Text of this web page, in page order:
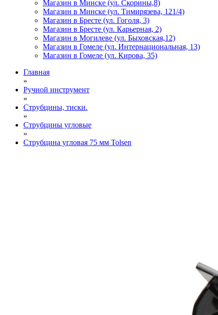
Магазин в Минске (ул. Скорины,8)
Магазин в Минске (ул. Тимирязева, 121/4)
Магазин в Бресте (ул. Гоголя, 3)
Магазин в Бресте (ул. Карьерная, 2)
Магазин в Могилеве (ул. Быховская,12)
Магазин в Гомеле (ул. Интернациональная, 13)
Магазин в Гомеле (ул. Кирова, 35)
Главная
»
Ручной инструмент
»
Cтрубцины, тиски.
»
Струбцины угловые
»
Струбцина угловая 75 мм Tolsen